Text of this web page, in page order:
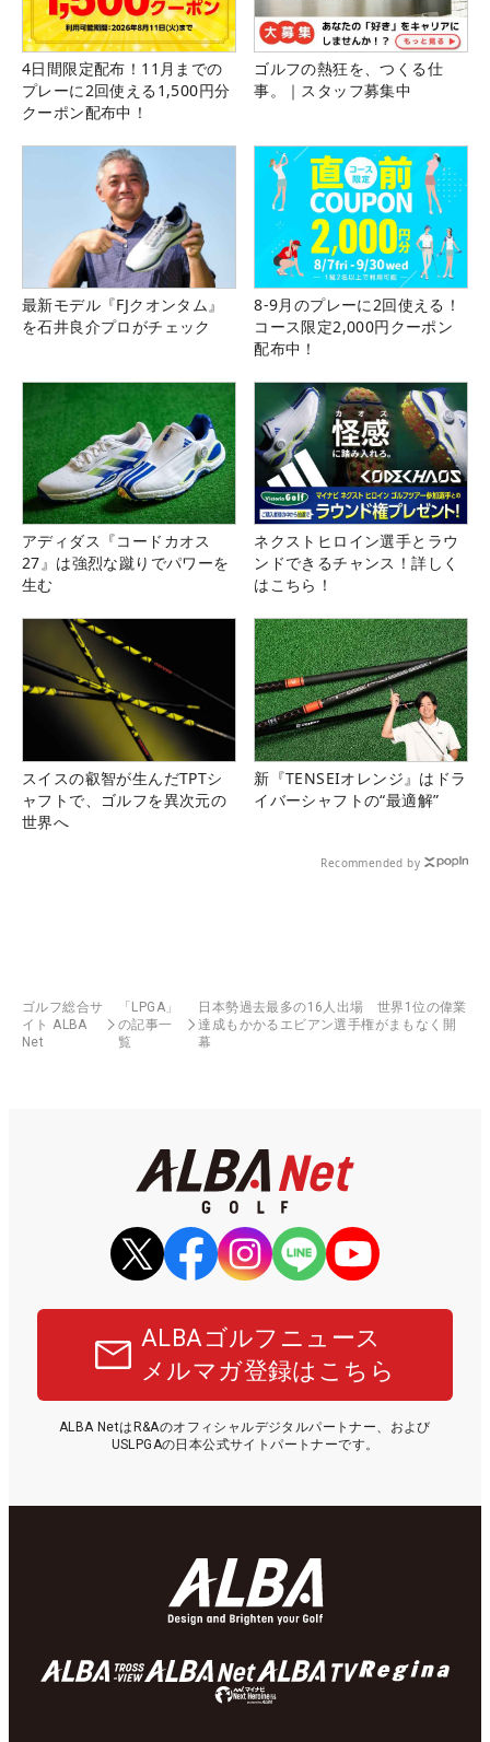
4日間限定配布！11月までの
プレーに2回使える1,500円分
クーポン配布中！
ゴルフの熱狂を、つくる仕
事。｜スタッフ募集中
最新モデル『FJクオンタム』
を石井良介プロがチェック
8-9月のプレーに2回使える！
コース限定2,000円クーポン
配布中！
アディダス『コードカオス
27』は強烈な蹴りでパワーを
生む
ネクストヒロイン選手とラウ
ンドできるチャンス！詳しく
はこちら！
スイスの叡智が生んだTPTシ
ャフトで、ゴルフを異次元の
世界へ
新『TENSEIオレンジ』はドラ
イバーシャフトの“最適解”
Recommended by
ゴルフ総合サ
イト ALBA
Net
「LPGA」
の記事一
覧
日本勢過去最多の16人出場 世界1位の偉業
達成もかかるエビアン選手権がまもなく開
幕
ALBAゴルフニュース
メルマガ登録はこちら
ALBA NetはR&Aのオフィシャルデジタルパートナー、および
USLPGAの日本公式サイトパートナーです。